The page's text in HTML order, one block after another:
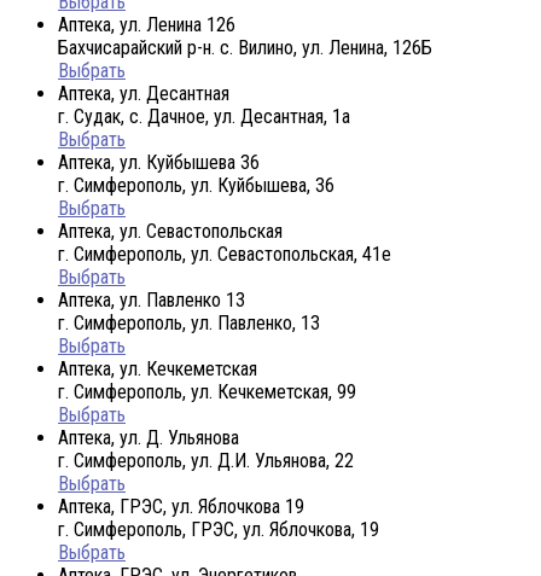
Аптека, ул. Ленина 126
Бахчисарайский р-н. с. Вилино, ул. Ленина, 126Б
Выбрать
Аптека, ул. Десантная
г. Судак, с. Дачное, ул. Десантная, 1а
Выбрать
Аптека, ул. Куйбышева 36
г. Симферополь, ул. Куйбышева, 36
Выбрать
Аптека, ул. Севастопольская
г. Симферополь, ул. Севастопольская, 41е
Выбрать
Аптека, ул. Павленко 13
г. Симферополь, ул. Павленко, 13
Выбрать
Аптека, ул. Кечкеметская
г. Симферополь, ул. Кечкеметская, 99
Выбрать
Аптека, ул. Д. Ульянова
г. Симферополь, ул. Д.И. Ульянова, 22
Выбрать
Аптека, ГРЭС, ул. Яблочкова 19
г. Симферополь, ГРЭС, ул. Яблочкова, 19
Выбрать